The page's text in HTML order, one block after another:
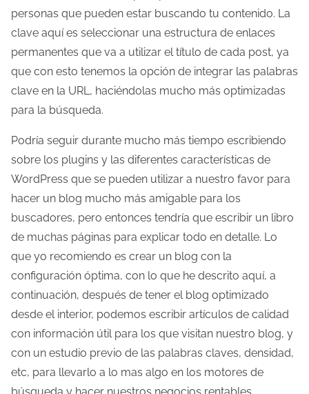
personas que pueden estar buscando tu contenido. La
clave aquí es seleccionar una estructura de enlaces
permanentes que va a utilizar el título de cada post, ya
que con esto tenemos la opción de integrar las palabras
clave en la URL, haciéndolas mucho más optimizadas
para la búsqueda.
Podría seguir durante mucho más tiempo escribiendo
sobre los plugins y las diferentes características de
WordPress que se pueden utilizar a nuestro favor para
hacer un blog mucho más amigable para los
buscadores, pero entonces tendría que escribir un libro
de muchas páginas para explicar todo en detalle. Lo
que yo recomiendo es crear un blog con la
configuración óptima, con lo que he descrito aquí, a
continuación, después de tener el blog optimizado
desde el interior, podemos escribir artículos de calidad
con información útil para los que visitan nuestro blog, y
con un estudio previo de las palabras claves, densidad,
etc, para llevarlo a lo mas algo en los motores de
búsqueda y hacer nuestros negocios rentables.